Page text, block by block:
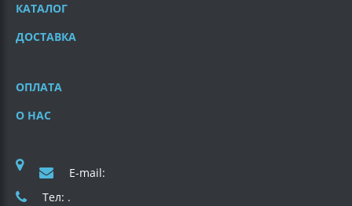
КАТАЛОГ
ДОСТАВКА
ОПЛАТА
О НАС
E-mail:
Тел: .